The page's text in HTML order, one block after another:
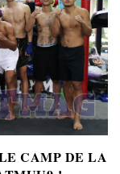
CAMP DE LA